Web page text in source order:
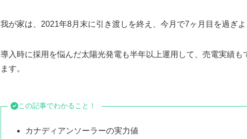
我が家は、2021年8月末に引き渡しを終え、今月で7ヶ月目を過ぎよ
導入時に採用を悩んだ太陽光発電も半年以上運用して、売電実績
ます。
この記事でわかること！
カナディアンソーラーの実力値